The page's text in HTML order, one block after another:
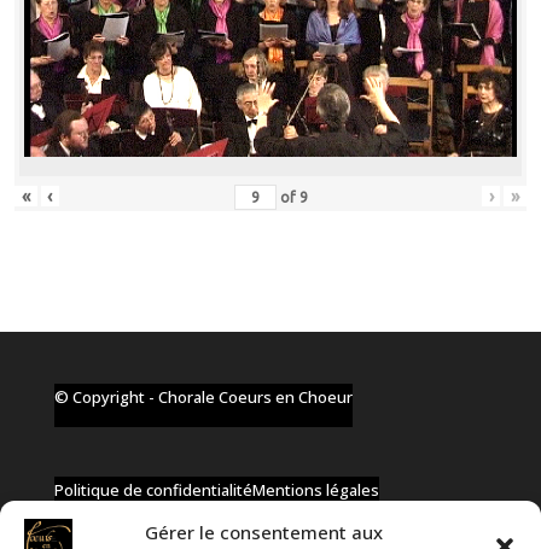
Gérer le consentement aux
« ‹ of 9 › »
© Copyright - Chorale Coeurs en Choeur
Politique de confidentialitéMentions légales